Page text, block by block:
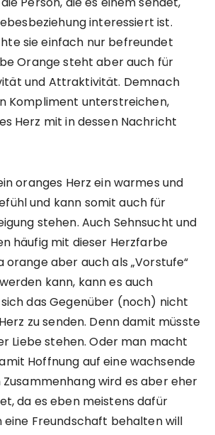
interessiert ist.
sie einfach nur befreundet
Orange steht aber auch für
und Attraktivität. Demnach
Kompliment unterstreichen,
Herz mit in dessen Nachricht
oranges Herz ein warmes und
und kann somit auch für
stehen. Auch Sehnsucht und
häufig mit dieser Herzfarbe
orange aber auch als „Vorstufe“
kann, kann es auch
das Gegenüber (noch) nicht
zu senden. Denn damit müsste
Liebe stehen. Oder man macht
Hoffnung auf eine wachsende
Zusammenhang wird es aber eher
da es eben meistens dafür
eine Freundschaft behalten will